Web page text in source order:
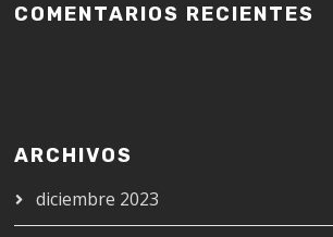
COMENTARIOS RECIENTES
ARCHIVOS
diciembre 2023